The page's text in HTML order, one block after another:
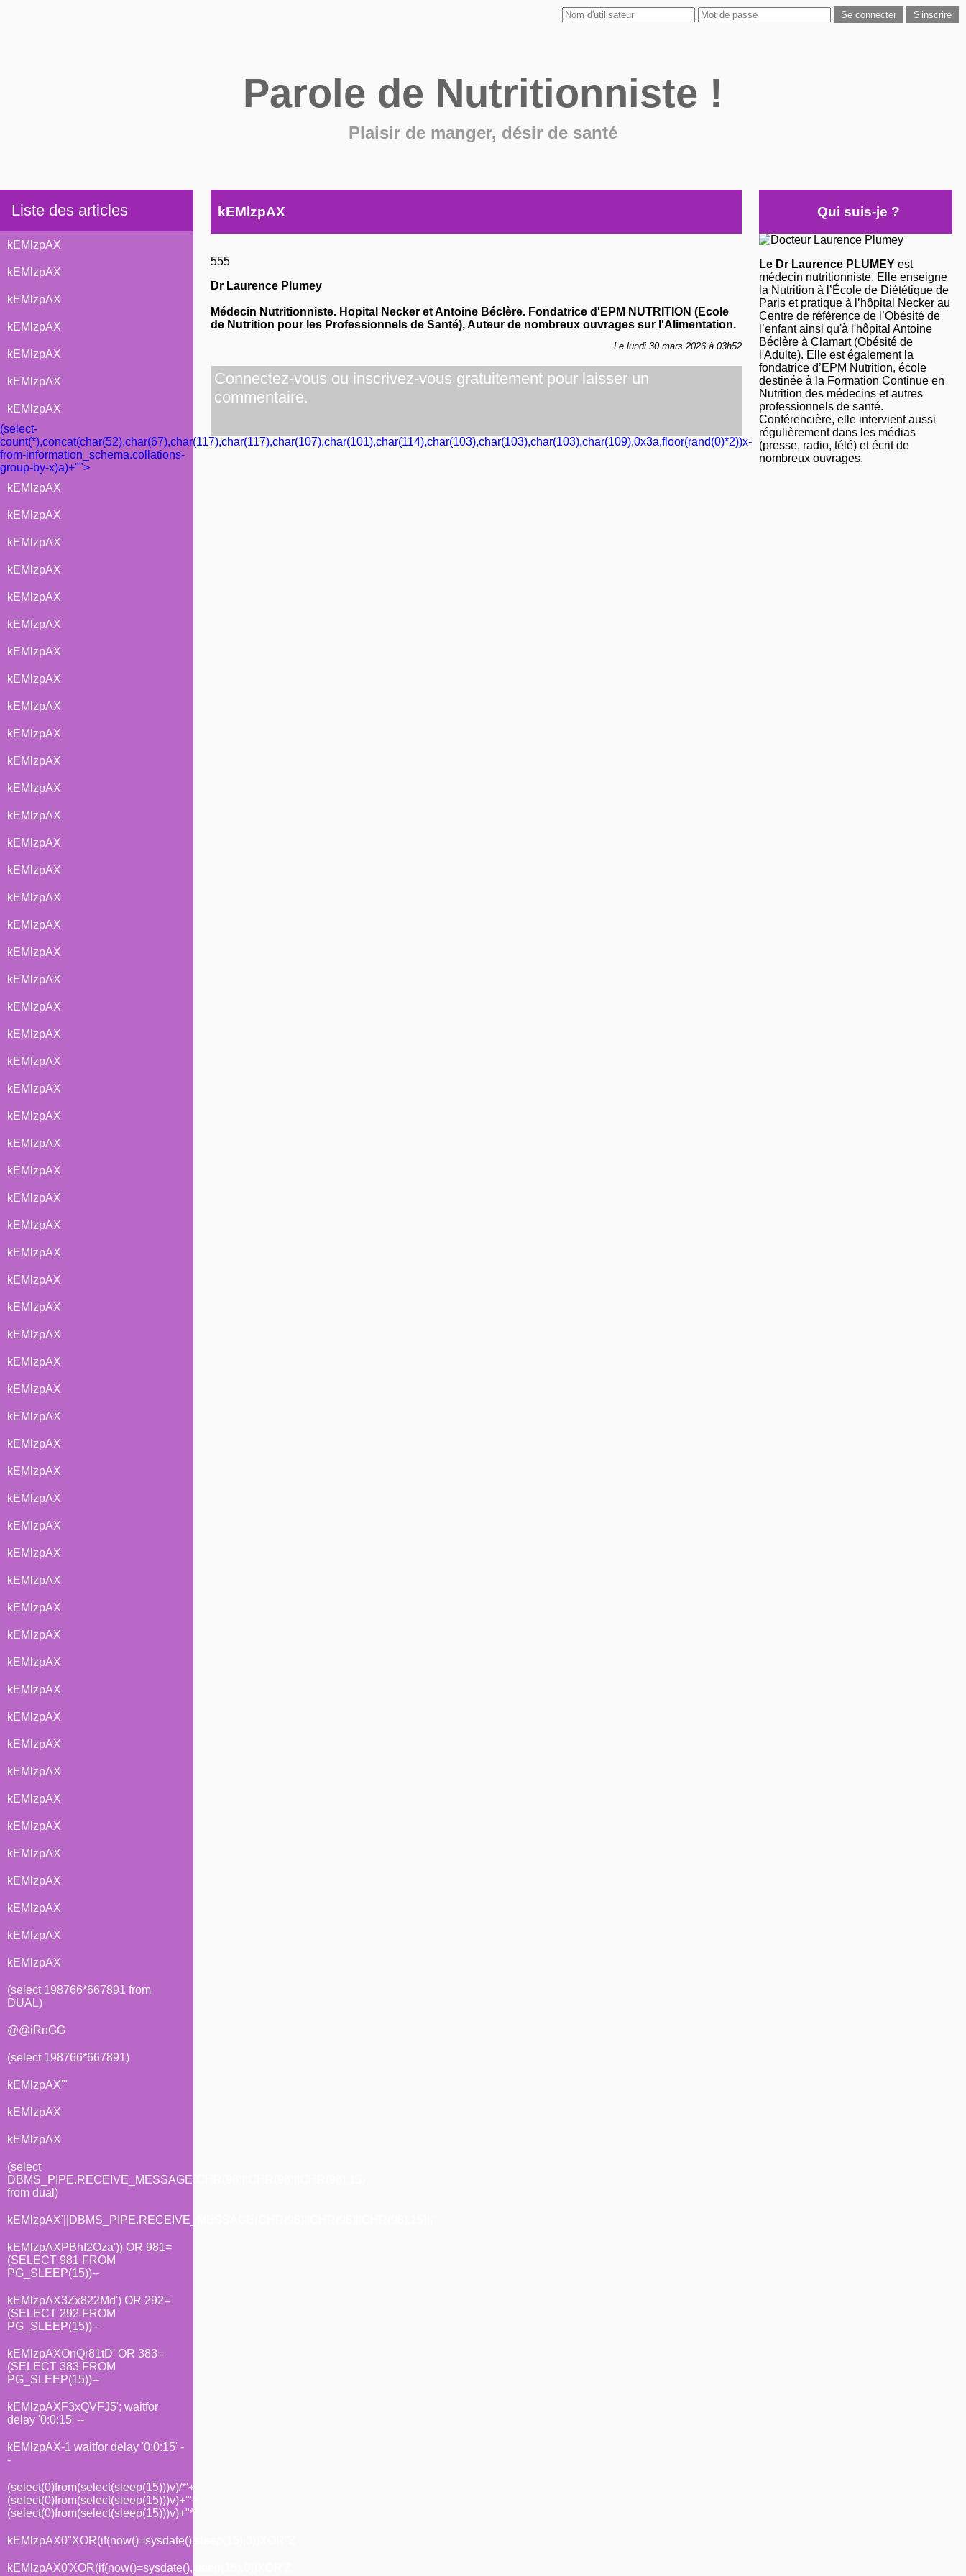
Parole de Nutritionniste !
Plaisir de manger, désir de santé
Liste des articles
kEMlzpAX
kEMlzpAX
kEMlzpAX
kEMlzpAX
kEMlzpAX
kEMlzpAX
kEMlzpAX
(select-
count(*),concat(char(52),char(67),char(117),char(117),char(107),char(101),char(114),char(103),char(103),char(103),char(109),0x3a,floor(rand(0)*2))x-
from-information_schema.collations-
group-by-x)a)+"">
kEMlzpAX
kEMlzpAX
kEMlzpAX
kEMlzpAX
kEMlzpAX
kEMlzpAX
kEMlzpAX
kEMlzpAX
kEMlzpAX
kEMlzpAX
kEMlzpAX
kEMlzpAX
kEMlzpAX
kEMlzpAX
kEMlzpAX
kEMlzpAX
kEMlzpAX
kEMlzpAX
kEMlzpAX
kEMlzpAX
kEMlzpAX
kEMlzpAX
kEMlzpAX
kEMlzpAX
kEMlzpAX
kEMlzpAX
kEMlzpAX
kEMlzpAX
kEMlzpAX
kEMlzpAX
kEMlzpAX
kEMlzpAX
kEMlzpAX
kEMlzpAX
kEMlzpAX
kEMlzpAX
kEMlzpAX
kEMlzpAX
kEMlzpAX
kEMlzpAX
kEMlzpAX
kEMlzpAX
kEMlzpAX
kEMlzpAX
kEMlzpAX
kEMlzpAX
kEMlzpAX
kEMlzpAX
kEMlzpAX
kEMlzpAX
kEMlzpAX
kEMlzpAX
kEMlzpAX
kEMlzpAX
kEMlzpAX
(select 198766*667891 from
DUAL)
@@iRnGG
(select 198766*667891)
kEMlzpAX'"
kEMlzpAX
kEMlzpAX
(select
DBMS_PIPE.RECEIVE_MESSAGE(CHR(98)||CHR(98)||CHR(98),15)
from dual)
kEMlzpAX'||DBMS_PIPE.RECEIVE_MESSAGE(CHR(98)||CHR(98)||CHR(98),15)||'
kEMlzpAXPBhI2Oza')) OR 981=
(SELECT 981 FROM
PG_SLEEP(15))--
kEMlzpAX3Zx822Md') OR 292=
(SELECT 292 FROM
PG_SLEEP(15))--
kEMlzpAXOnQr81tD' OR 383=
(SELECT 383 FROM
PG_SLEEP(15))--
kEMlzpAXF3xQVFJ5'; waitfor
delay '0:0:15' --
kEMlzpAX-1 waitfor delay '0:0:15' -
-
(select(0)from(select(sleep(15)))v)/*'+
(select(0)from(select(sleep(15)))v)+'"+
(select(0)from(select(sleep(15)))v)+"*/
kEMlzpAX0"XOR(if(now()=sysdate(),sleep(15),0))XOR"Z
kEMlzpAX0'XOR(if(now()=sysdate(),sleep(15),0))XOR'Z
kEMlzpAX
555
Dr Laurence Plumey
Médecin Nutritionniste. Hopital Necker et Antoine Béclère. Fondatrice d'EPM NUTRITION (Ecole
de Nutrition pour les Professionnels de Santé), Auteur de nombreux ouvrages sur l'Alimentation.
Le lundi 30 mars 2026 à 03h52
Connectez-vous ou inscrivez-vous gratuitement pour laisser un
commentaire.
Qui suis-je ?
Le Dr Laurence PLUMEYest
médecin nutritionniste. Elle enseigne
la Nutrition à l’École de Diététique de
Paris et pratique à l’hôpital Necker au
Centre de référence de l’Obésité de
l’enfant ainsi qu'à l'hôpital Antoine
Béclère à Clamart (Obésité de
l'Adulte). Elle est également la
fondatrice d’EPM Nutrition, école
destinée à la Formation Continue en
Nutrition des médecins et autres
professionnels de santé.
Conférencière, elle intervient aussi
régulièrement dans les médias
(presse, radio, télé) et écrit de
nombreux ouvrages.